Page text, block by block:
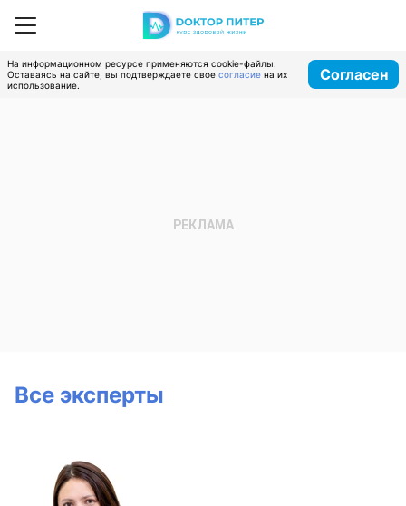
На информационном ресурсе применяются cookie-файлы.
Оставаясь на сайте, вы подтверждаете свое согласие на их
использование.
Согласен
Все эксперты